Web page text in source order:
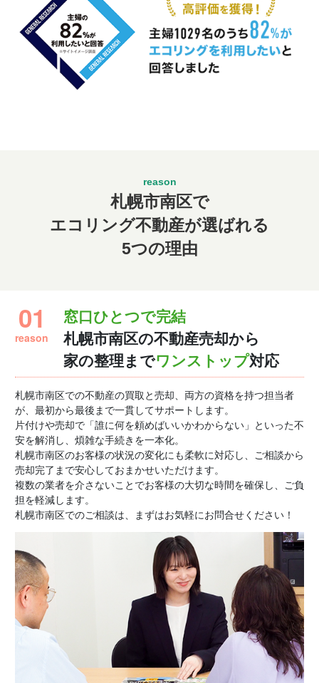
札幌市南区で
エコリング不動産が選ばれる
5つの理由
01
reason
窓口ひとつで完結
札幌市南区の不動産売却から
家の整理までワンストップ対応
札幌市南区での不動産の買取と売却、両方の資格を持つ担当者
が、最初から最後まで一貫してサポートします。
片付けや売却で「誰に何を頼めばいいかわからない」といった不
安を解消し、煩雑な手続きを一本化。
札幌市南区のお客様の状況の変化にも柔軟に対応し、ご相談から
売却完了まで安心しておまかせいただけます。
複数の業者を介さないことでお客様の大切な時間を確保し、ご負
担を軽減します。
札幌市南区でのご相談は、まずはお気軽にお問合せください！